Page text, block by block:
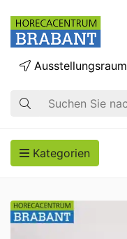
Suche
Ausstellungsraum
Kategorien